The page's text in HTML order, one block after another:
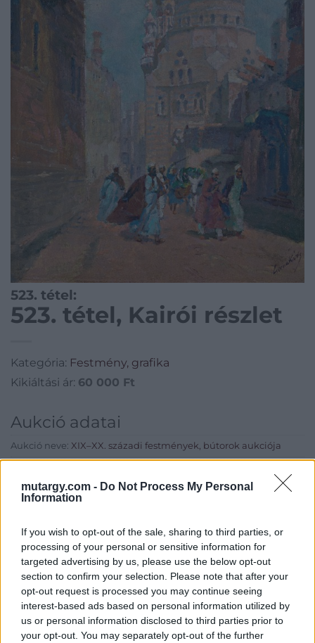
mutargy.com - Do Not Process My Personal
Information
If you wish to opt-out of the sale, sharing to third parties, or
processing of your personal or sensitive information for
targeted advertising by us, please use the below opt-out
section to confirm your selection. Please note that after your
opt-out request is processed you may continue seeing
interest-based ads based on personal information utilized by
us or personal information disclosed to third parties prior to
your opt-out. You may separately opt-out of the further
523. tétel:
523. tétel, Kairói részlet
Kategória: Festmény, grafika
Kikiáltási ár: 60 000 Ft
Aukció adatai
Aukció neve: XIX–XX. századi festmények, bútorok aukciója
Aukció ideje: 17:00
Tételszám: 523
Eladó adatai
Nagyházi Galéria és
Aukciósház
Cím: Müller Márta